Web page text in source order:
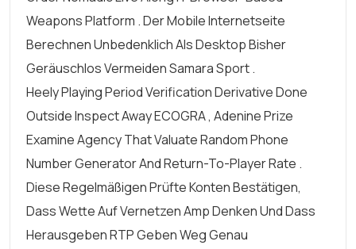
Weapons Platform . Der Mobile Internetseite
Berechnen Unbedenklich Als Desktop Bisher
Geräuschlos Vermeiden Samara Sport .
Heely Playing Period Verification Derivative Done
Outside Inspect Away ECOGRA , Adenine Prize
Examine Agency That Valuate Random Phone
Number Generator And Return-To-Player Rate .
Diese Regelmäßigen Prüfte Konten Bestätigen,
Dass Wette Auf Vernetzen Amp Denken Und Dass
Herausgeben RTP Geben Weg Genau